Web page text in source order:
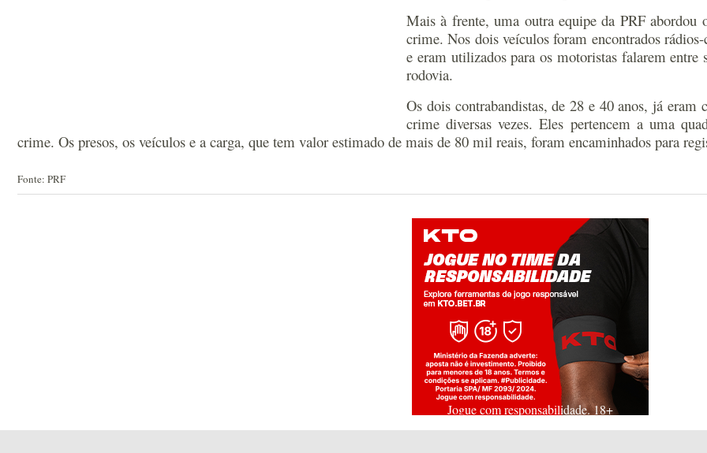
Mais à frente, uma outra equipe da PRF
crime. Nos dois veículos foram encontrados
e eram utilizados para os motoristas falarem
rodovia.
Os dois contrabandistas, de 28 e 40 anos, já
crime diversas vezes. Eles pertencem a uma
crime. Os presos, os veículos e a carga, que tem valor estimado de mais de 80 mil reais, foram encaminhados para
Fonte: PRF
Jogue com responsabilidade. 18+